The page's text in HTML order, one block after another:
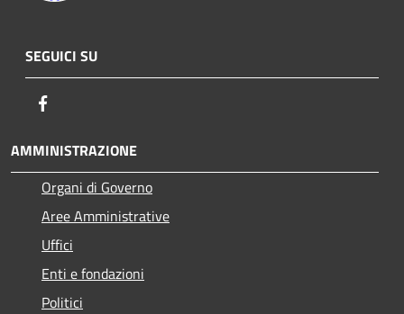
SEGUICI SU
AMMINISTRAZIONE
Organi di Governo
Aree Amministrative
Uffici
Enti e fondazioni
Politici